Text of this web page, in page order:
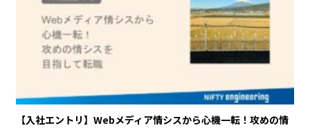
【入社エントリ】Webメディア情シスから心機一転！攻めの情